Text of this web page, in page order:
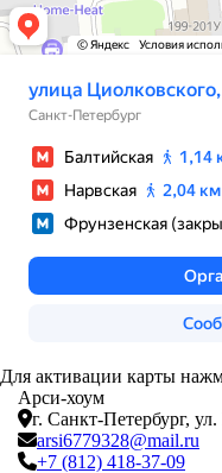
Для активации карты
Арси-хоум
г. Санкт-Петербург, ул.
arsi6779328@mail.ru
+7 (812) 418-37-09